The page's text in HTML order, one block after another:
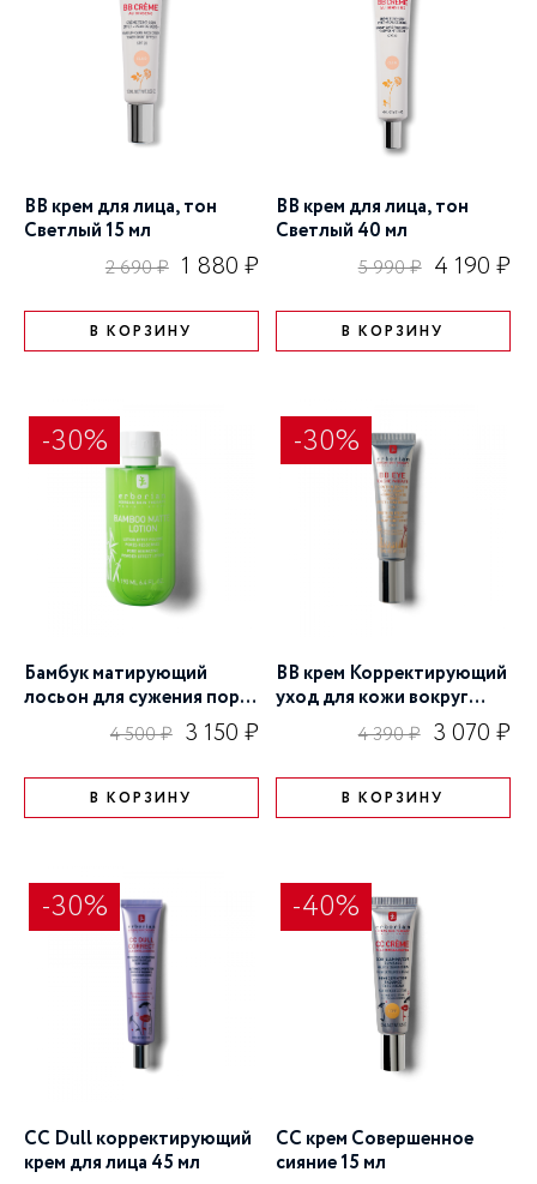
BB крем для лица, тон
Светлый 15 мл
2 690 ₽ 1 880 ₽
В КОРЗИНУ
BB крем для лица, тон
Светлый 40 мл
5 990 ₽ 4 190 ₽
В КОРЗИНУ
-30%
Бамбук матирующий
лосьон для сужения пор
4 500 ₽ 3 150 ₽
В КОРЗИНУ
-30%
BB крем Корректирующий
уход для кожи вокруг
4 390 ₽ 3 070 ₽
В КОРЗИНУ
-30%
CC Dull корректирующий
крем для лица 45 мл
-40%
CC крем Совершенное
сияние 15 мл